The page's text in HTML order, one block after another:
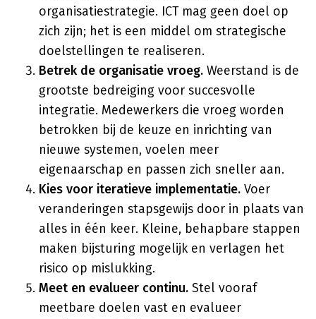
organisatiestrategie. ICT mag geen doel op
zich zijn; het is een middel om strategische
doelstellingen te realiseren.
Betrek de organisatie vroeg. Weerstand is de
grootste bedreiging voor succesvolle
integratie. Medewerkers die vroeg worden
betrokken bij de keuze en inrichting van
nieuwe systemen, voelen meer
eigenaarschap en passen zich sneller aan.
Kies voor iteratieve implementatie. Voer
veranderingen stapsgewijs door in plaats van
alles in één keer. Kleine, behapbare stappen
maken bijsturing mogelijk en verlagen het
risico op mislukking.
Meet en evalueer continu. Stel vooraf
meetbare doelen vast en evalueer